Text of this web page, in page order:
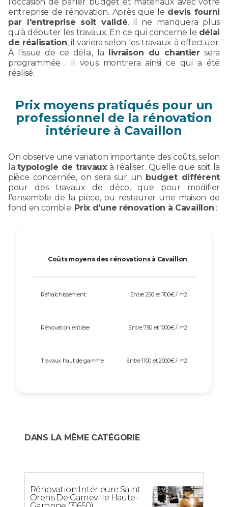
entreprise de rénovation. Après que le devis fourni
par l'entreprise soit validé, il ne manquera plus
qu'à débuter les travaux. En ce qui concerne le délai
de réalisation, il variera selon les travaux à effectuer.
À l'issue de ce délai, la livraison du chantiersera
programmée : il vous montrera ainsi ce qui a été
réalisé.
Prix moyens pratiqués pour un
professionnel de la rénovation
intérieure à Cavaillon
On observe une variation importante des coûts, selon
latypologie de travauxà réaliser. Quelle que soit la
pièce concernée, on sera sur un budget différent
pour des travaux de déco, que pour modifier
l'ensemble de la pièce, ou restaurer une maison de
fond en comble. Prix d'une rénovation à Cavaillon :
Coûts moyens des rénovations à Cavaillon
Rafraîchissement Entre 250 et 700€ / m2
Rénovation entière Entre 750 et 1000€ / m2
Travaux haut de gamme Entre 1100 et 2000€ / m2
DANS LA MÊME CATÉGORIE
Rénovation Intérieure Saint
Orens De Gameville Haute-